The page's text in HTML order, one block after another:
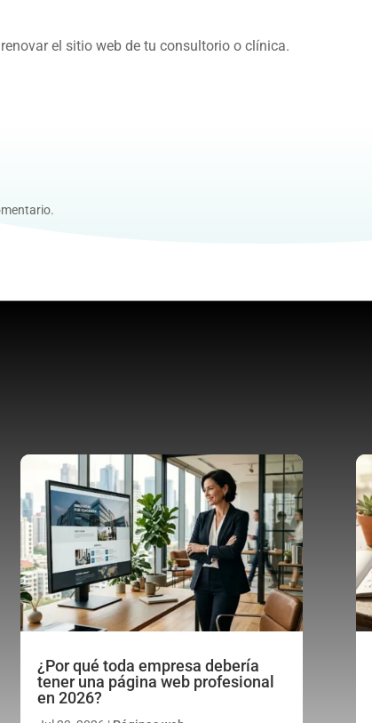
el sitio web de tu consultorio o clínica.
¿Por qué toda empresa debería
tener una página web profesional
en 2026?